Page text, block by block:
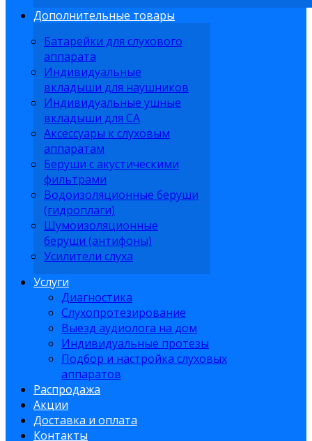
Дополнительные товары
Батарейки для слухового
аппарата
Индивидуальные
вкладыши для наушников
Индивидуальные ушные
вкладыши для СА
Аксессуары к слуховым
аппаратам
Беруши с акустическими
фильтрами
Водоизоляционные беруши
(гидроплаги)
Шумоизоляционные
беруши (антифоны)
Усилители слуха
Услуги
Диагностика
Слухопротезирование
Выезд аудиолога на дом
Индивидуальные протезы
Подбор и настройка слуховых
аппаратов
Распродажа
Акции
Доставка и оплата
Контакты